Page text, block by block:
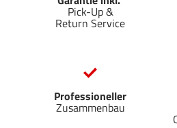
Pick-Up &
Return Service
Professioneller
Zusammenbau